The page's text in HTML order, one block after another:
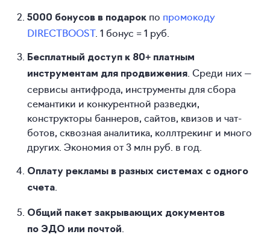
5000 бонусов в подарок по промокоду
DIRECTBOOST. 1 бонус = 1 руб.
Бесплатный доступ к 80+ платным
инструментам для продвижения . Среди них —
сервисы антифрода, инструменты для сбора
семантики и конкурентной разведки,
конструкторы баннеров, сайтов, квизов и чат-
ботов, сквозная аналитика, коллтрекинг и много
других. Экономия от 3 млн руб. в год.
Оплату рекламы в разных системах с одного
счета
Общий пакет закрывающих документов
по ЭДО или почтой